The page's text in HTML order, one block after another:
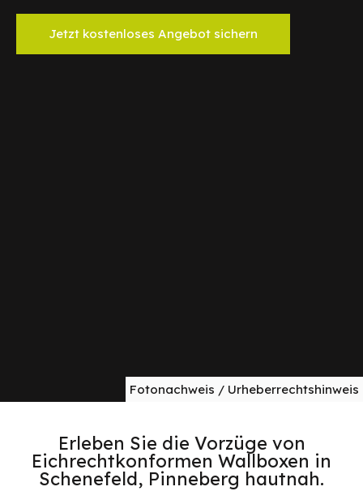
Jetzt kostenloses Angebot sichern
Fotonachweis / Urheberrechtshinweis
Erleben Sie die Vorzüge von
Eichrechtkonformen Wallboxen in
Schenefeld, Pinneberg hautnah.